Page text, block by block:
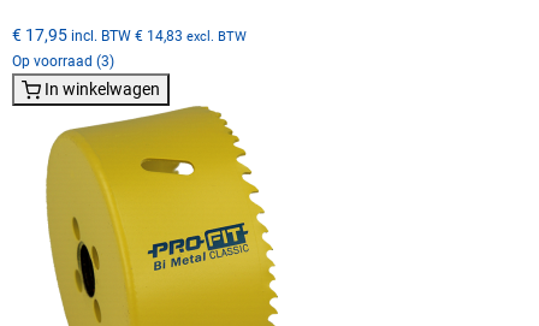
€ 17,95 incl. BTW € 14,83 excl. BTW
Op voorraad (3)
In winkelwagen